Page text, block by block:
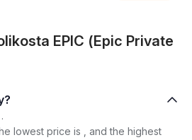
EPIC (Epic Private
lowest price is , and the highest